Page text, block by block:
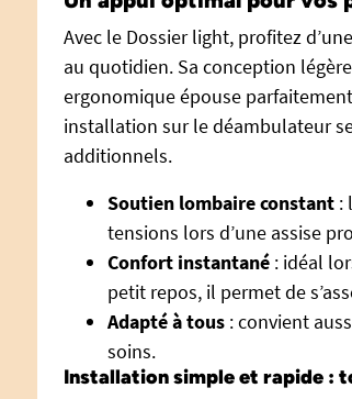
Avec le Dossier light, profitez
au quotidien. Sa conception
ergonomique épouse
installation sur le déambulateur
additionnels.
Soutien lombaire constant :
tensions lors d’une assise
Confort instantané : idéal
petit repos, il permet de
Adapté à tous : convient
soins.
Installation simple et rapide :